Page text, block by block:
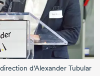
d’Alexander Tubular